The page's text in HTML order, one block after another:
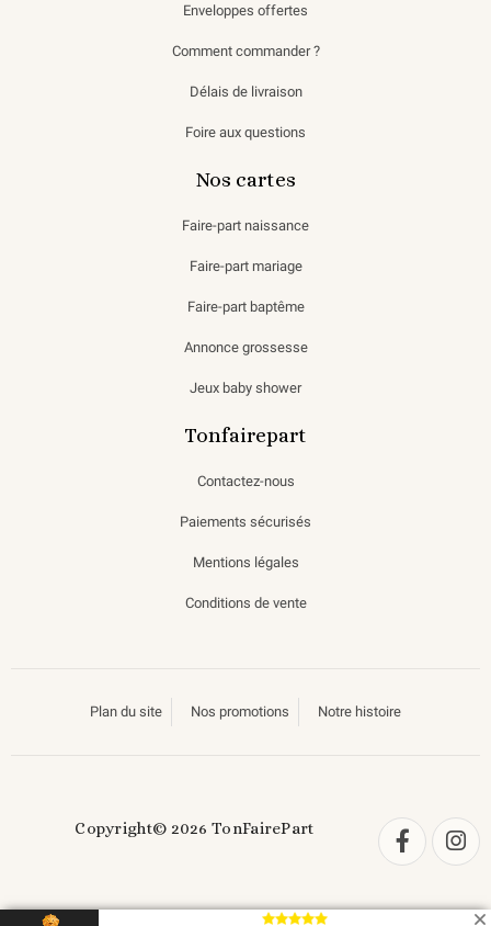
Enveloppes offertes
Comment commander ?
Délais de livraison
Foire aux questions
Nos cartes
Faire-part naissance
Faire-part mariage
Faire-part baptême
Annonce grossesse
Jeux baby shower
Tonfairepart
Contactez-nous
Paiements sécurisés
Mentions légales
Conditions de vente
Plan du site Nos promotions Notre histoire
Copyright© 2026 TonFairePart